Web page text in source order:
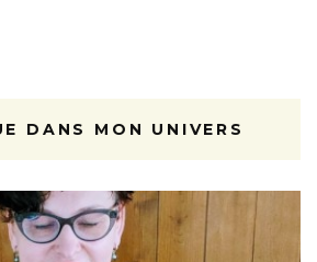
DANS MON UNIVERS